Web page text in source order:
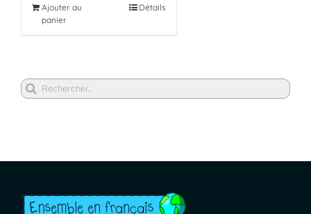
Ajouter au
panier
Détails
Rechercher